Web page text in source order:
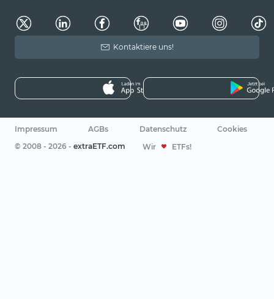
Kontaktiere uns!
Impressum AGBs Datenschutz
Cookies
© 2008 - 2026 - extraETF.com Wir ETFs!